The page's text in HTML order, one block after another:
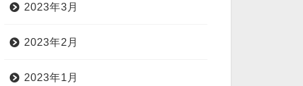
2023年3月
2023年2月
2023年1月